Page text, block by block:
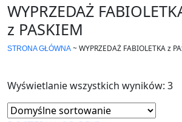
WYPRZEDAŻ
z PASKIEM
STRONA GŁÓWNA ~WYPRZEDAŻ FABIOLETKA z
Wyświetlanie wszystkich wyników: 3